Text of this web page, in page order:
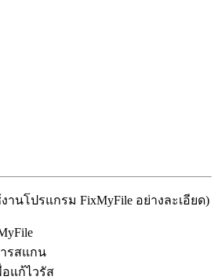
งานโปรแกรม FixMyFile อย่างละเอียด)
รสแกน
แก้ไวรัส